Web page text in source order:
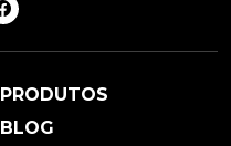
PRODUTOS
BLOG